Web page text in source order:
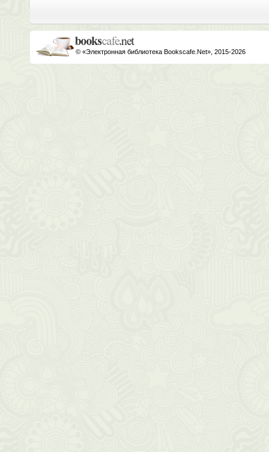
© «Электронная библиотека Bookscafe.Net», 2015-2026